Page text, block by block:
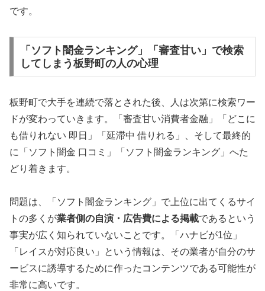
です。
「ソフト闇金ランキング」「審査甘い」で検索
してしまう板野町の人の心理
板野町で大手を連続で落とされた後、人は次第に検索ワー
ドが変わっていきます。「審査甘い消費者金融」「どこに
も借りれない 即日」「延滞中 借りれる」、そして最終的
に「ソフト闇金 口コミ」「ソフト闇金ランキング」へた
どり着きます。
問題は、「ソフト闇金ランキング」で上位に出てくるサイ
トの多くが業者側の自演・広告費による掲載であるという
事実が広く知られていないことです。「ハナビが1位」
「レイスが対応良い」という情報は、その業者が自分のサ
ービスに誘導するために作ったコンテンツである可能性が
非常に高いです。